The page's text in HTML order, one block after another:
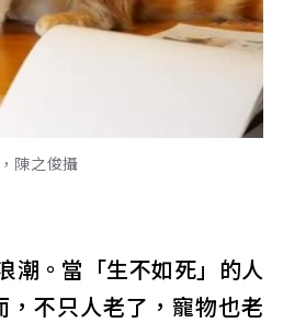
陳之俊攝
潮。當「生不如死」的人
不只人老了，寵物也老